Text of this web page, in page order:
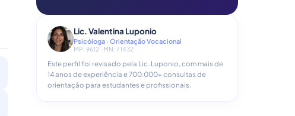
Lic. Valentina Luponio
Psicóloga · Orientação Vocacional
MP: 9612 · MN: 71432
Este perfil foi revisado pela Lic. Luponio, com mais de
14 anos de experiência e 700.000+ consultas de
orientação para estudantes e profissionais.